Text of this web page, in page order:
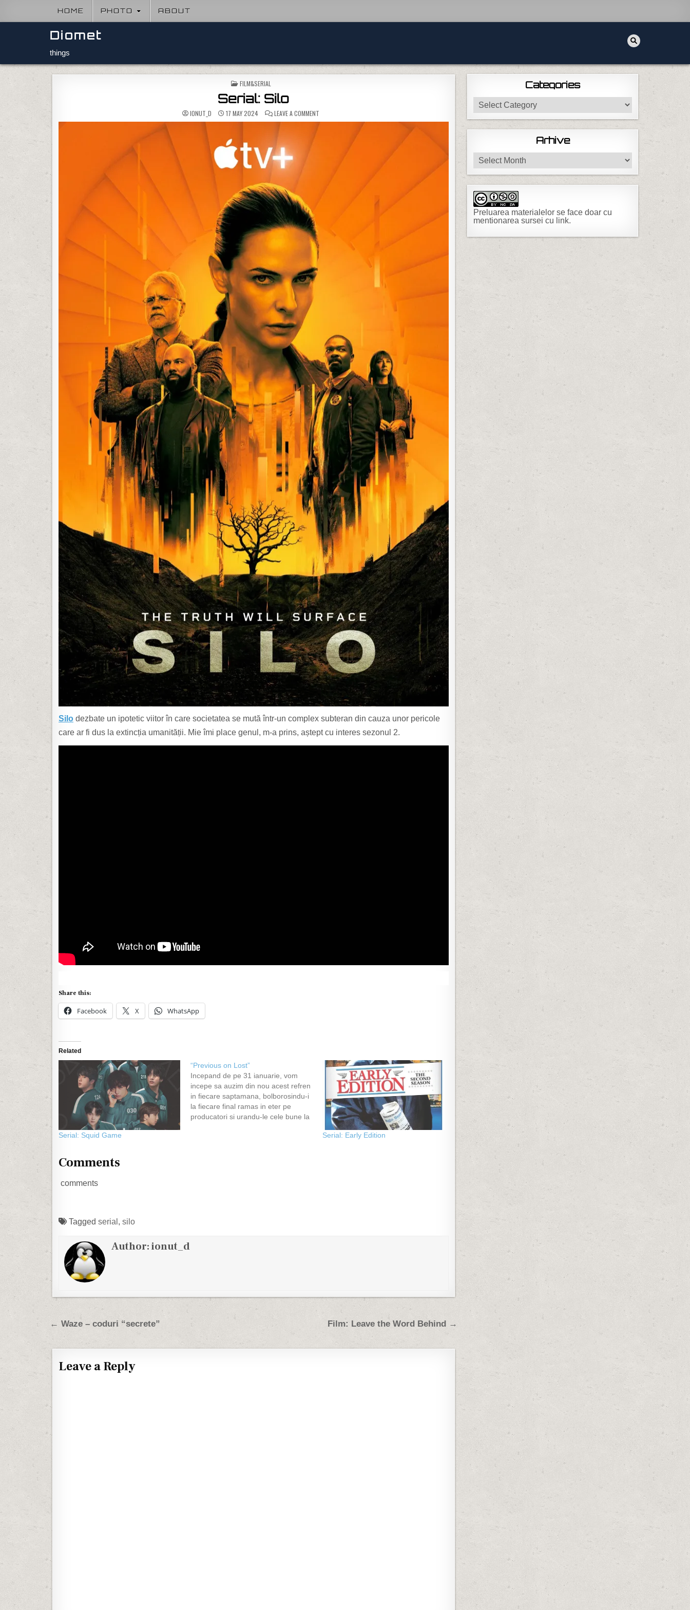
HOME PHOTO ABOUT
Diomet
things
POSTED IN
FILM&SERIAL
Serial: Silo
IONUT_D 17 MAY 2024 LEAVE A COMMENT
Silo dezbate un ipotetic viitor în care societatea se mută într-un complex subteran din cauza unor pericole
care ar fi dus la extincția umanității. Mie îmi place genul, m-a prins, aștept cu interes sezonul 2.
Share this:
Facebook X WhatsApp
Related
Serial: Squid Game
“Previous on Lost”
Incepand de pe 31 ianuarie, vom
incepe sa auzim din nou acest refren
in fiecare saptamana, bolborosindu-i
la fiecare final ramas in eter pe
producatori si urandu-le cele bune la
Serial: Early Edition
Comments
comments
Tagged serial , silo
Author:ionut_d
Post navigation Film: Leave the Word Behind →
← Waze – coduri “secrete”
Leave a Reply
Categories
Categories
Arhive
Arhive
Preluarea materialelor se face doar cu
mentionarea sursei cu link.